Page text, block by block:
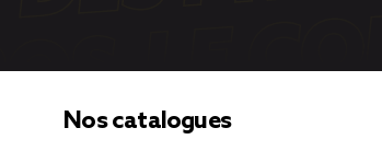
Nos catalogues